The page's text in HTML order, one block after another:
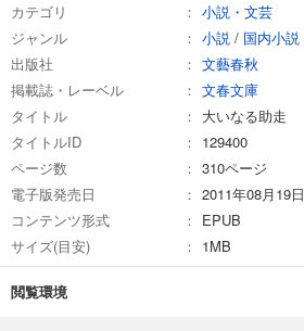
カテゴリ
小説・文芸
ジャンル
小説 / 国内小説
出版社
文藝春秋
掲載誌・レーベル
文春文庫
タイトル
大いなる助走
タイトルID
129400
ページ数
310ページ
電子版発売日
2011年08月19日
コンテンツ形式
EPUB
サイズ(目安)
1MB
閲覧環境